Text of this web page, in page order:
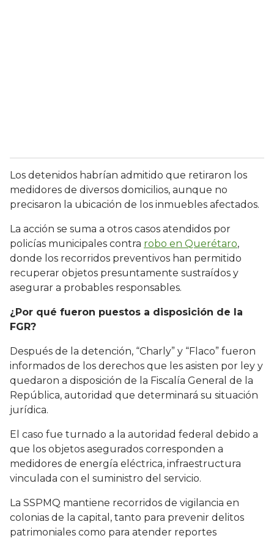
Los detenidos habrían admitido que retiraron los
medidores de diversos domicilios, aunque no
precisaron la ubicación de los inmuebles afectados.
La acción se suma a otros casos atendidos por
policías municipales contra robo en Querétaro,
donde los recorridos preventivos han permitido
recuperar objetos presuntamente sustraídos y
asegurar a probables responsables.
¿Por qué fueron puestos a disposición de la
FGR?
Después de la detención, “Charly” y “Flaco” fueron
informados de los derechos que les asisten por ley y
quedaron a disposición de la Fiscalía General de la
República, autoridad que determinará su situación
jurídica.
El caso fue turnado a la autoridad federal debido a
que los objetos asegurados corresponden a
medidores de energía eléctrica, infraestructura
vinculada con el suministro del servicio.
La SSPMQ mantiene recorridos de vigilancia en
colonias de la capital, tanto para prevenir delitos
patrimoniales como para atender reportes